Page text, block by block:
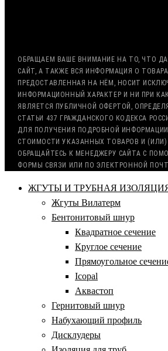
ОБРАЩАЕМ ВАШЕ ВНИМАНИЕ НА ТО, ЧТО
САЙТ, А ТАКЖЕ ВСЯ ИНФОРМАЦИЯ О
ПРЕДОСТАВЛЕННАЯ НА НЁМ, НОСИТ
ИНФОРМАЦИОННЫЙ ХАРАКТЕР И НИ ПРИ
ЯВЛЯЕТСЯ ПУБЛИЧНОЙ ОФЕРТОЙ,
СТАТЬИ 437 ГРАЖДАНСКОГО КОДЕКСА
ДЛЯ ПОЛУЧЕНИЯ ПОДРОБНОЙ
СТОИМОСТИ УКАЗАННЫХ ТОВАРОВ И (ИЛИ)
ОБРАЩАЙТЕСЬ К МЕНЕДЖЕРУ САЙТА С
ФОРМЫ СВЯЗИ ИЛИ ПО ЭЛЕКТРОННОЙ
ЖГУТЫ И ТРУБНАЯ
Жгуты Вилатерм
Бентонитовый шнур
Квадратное сечение
Круглое сечение
Прямоугольное
Icopal
Аквастоп
Гернитовый шнур
Набухающий профиль
Дисклудеры